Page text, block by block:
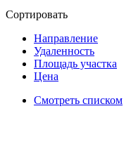
Сортировать
Направление
Удаленность
Площадь участка
Цена
Смотреть списком